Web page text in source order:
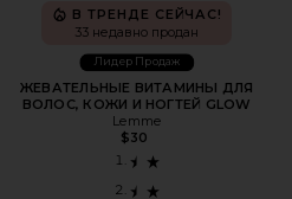
В ТРЕНДЕ СЕЙЧАС!
33 недавно продан
Лидер Продаж
ЖЕВАТЕЛЬНЫЕ ВИТАМИНЫ ДЛЯ
ВОЛОС, КОЖИ И НОГТЕЙ GLOW
Lemme
$30